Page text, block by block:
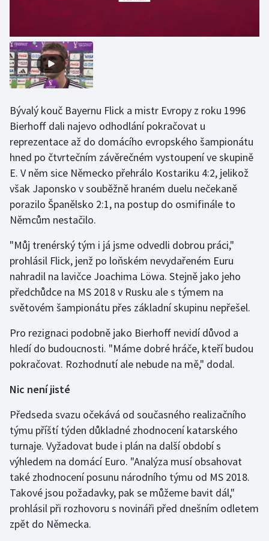
Lezení
Lyže a snowboard
Moderní pětiboj
Motorsport
Olympijské hry
Parasport
Plážový volejbal
Ragby
Rychlobruslení
Rychlostní kanoistika
Stolní tenis
Triatlon
Veslování
Vodní slalom
Bývalý kouč Bayernu Flick a mistr Evropy z roku 1996
Bierhoff dali najevo odhodlání pokračovat u
reprezentace až do domácího evropského šampionátu
hned po čtvrtečním závěrečném vystoupení ve skupině
E. V něm sice Německo přehrálo Kostariku 4:2, jelikož
však Japonsko v souběžně hraném duelu nečekaně
porazilo Španělsko 2:1, na postup do osmifinále to
Němcům nestačilo.
"Můj trenérský tým i já jsme odvedli dobrou práci,"
prohlásil Flick, jenž po loňském nevydařeném Euru
nahradil na lavičce Joachima Löwa. Stejně jako jeho
předchůdce na MS 2018 v Rusku ale s týmem na
světovém šampionátu přes základní skupinu nepřešel.
Pro rezignaci podobně jako Bierhoff nevidí důvod a
hledí do budoucnosti. "Máme dobré hráče, kteří budou
pokračovat. Rozhodnutí ale nebude na mě," dodal.
Nic není jisté
Předseda svazu očekává od současného realizačního
týmu příští týden důkladné zhodnocení katarského
turnaje. Vyžadovat bude i plán na další období s
výhledem na domácí Euro. "Analýza musí obsahovat
také zhodnocení posunu národního týmu od MS 2018.
Takové jsou požadavky, pak se můžeme bavit dál,"
prohlásil při rozhovoru s novináři před dnešním odletem
zpět do Německa.